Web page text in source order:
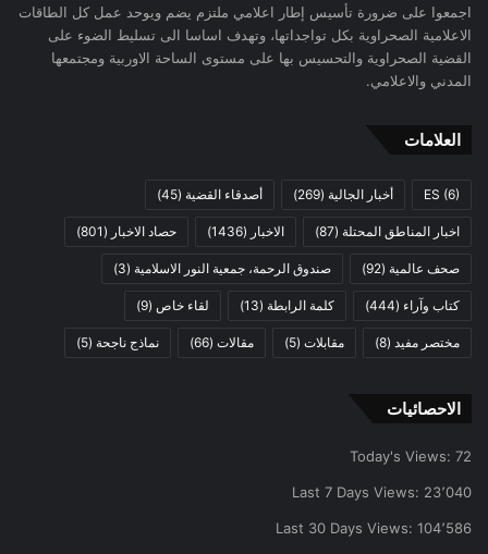
اجمعوا على ضرورة تأسيس إطار اعلامي ملتزم يضم ويوحد عمل كل الطاقات
الاعلامية الصحراوية بكل تواجداتها، وتهدف اساسا الى تسليط الضوء على
القضية الصحراوية والتحسيس بها على مستوى الساحة الاوربية ومجتمعها
المدني والاعلامي.
العلامات
ES (6) أخبار الجالية (269) أصدقاء القضية (45)
اخبار المناطق المحتلة (87) الاخبار (1436) حصاد الاخبار (801)
صحف عالمية (92) صندوق الرحمة، جمعية النور الاسلامية (3)
كتاب وآراء (444) كلمة الرابطة (13) لقاء خاص (9)
مختصر مفيد (8) مقابلات (5) مقالات (66) نماذج ناجحة (5)
الاحصائيات
Today's Views: 72
Last 7 Days Views: 23٬040
Last 30 Days Views: 104٬586